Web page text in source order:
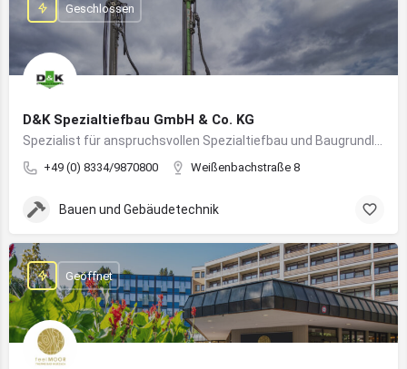
D&K Spezialtiefbau GmbH & Co. KG
+49 (0) 8334/9870800 Weißenbachstraße 8
Geschlossen
Bauen und Gebäudetechnik
Geöffnet